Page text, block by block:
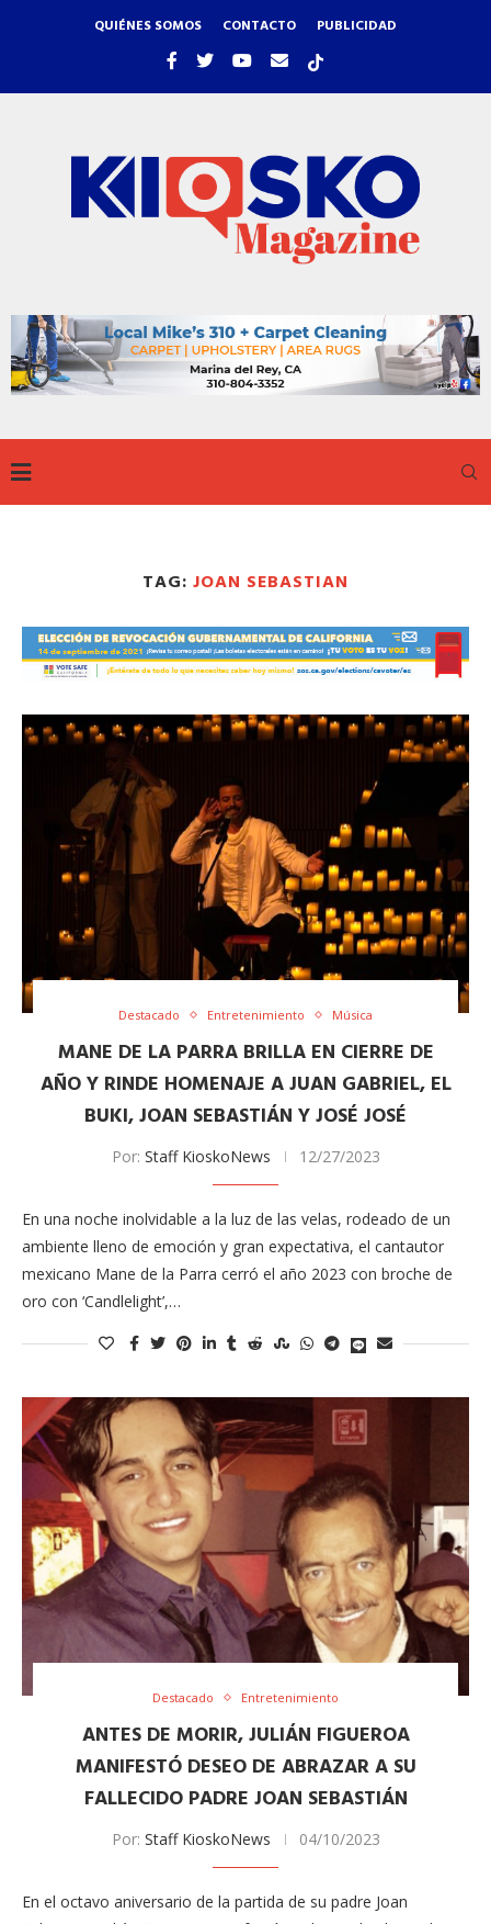
QUIÉNES SOMOS CONTACTO PUBLICIDAD
TAG: JOAN SEBASTIAN
Destacado Entretenimiento Música
MANE DE LA PARRA BRILLA EN CIERRE DE
AÑO Y RINDE HOMENAJE A JUAN GABRIEL, EL
BUKI, JOAN SEBASTIÁN Y JOSÉ JOSÉ
Por: Staff KioskoNews 12/27/2023
En una noche inolvidable a la luz de las velas, rodeado de un
ambiente lleno de emoción y gran expectativa, el cantautor
mexicano Mane de la Parra cerró el año 2023 con broche de
oro con ‘Candlelight’,…
Destacado Entretenimiento
ANTES DE MORIR, JULIÁN FIGUEROA
MANIFESTÓ DESEO DE ABRAZAR A SU
FALLECIDO PADRE JOAN SEBASTIÁN
Por: Staff KioskoNews 04/10/2023
En el octavo aniversario de la partida de su padre Joan